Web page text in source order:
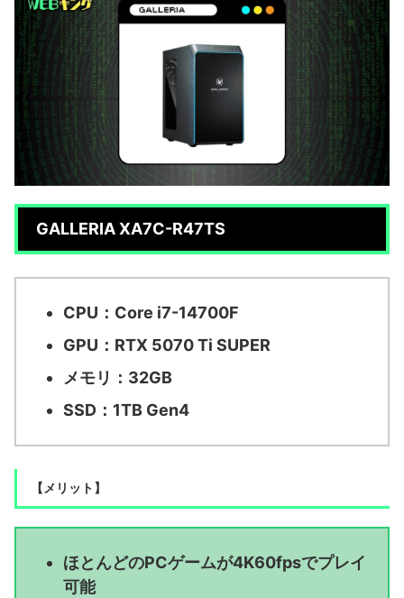
GALLERIA XA7C-R47TS
CPU：Core i7-14700F
GPU：RTX 5070 Ti SUPER
メモリ：32GB
SSD：1TB Gen4
【メリット】
ほとんどのPCゲームが4K60fpsでプレイ
可能